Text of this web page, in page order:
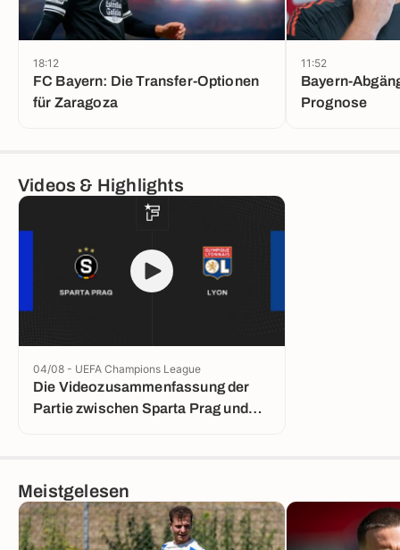
FC Bayern: Die Transfer-Optionen
für Zaragoza
18:12
Bayern-
Prognose
11:52
Videos & Highlights
Die Videozusammenfassung der
Partie zwischen Sparta Prag und
04/08 - UEFA Champions League
Meistgelesen